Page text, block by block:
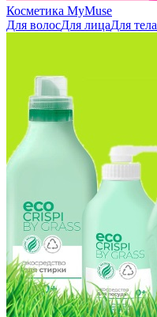
Косметика MyMuse
Для волосДля лицаДля тела